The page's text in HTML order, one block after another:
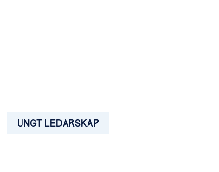
UNGT LEDARSKAP